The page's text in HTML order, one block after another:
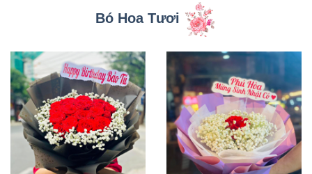
Bó Hoa Tươi